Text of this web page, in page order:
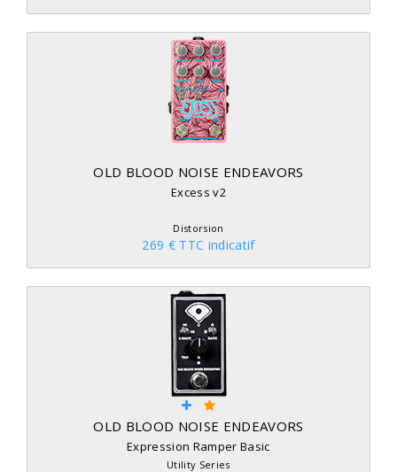
OLD BLOOD NOISE ENDEAVORS
Excess v2
Distorsion
269 € TTC indicatif
OLD BLOOD NOISE ENDEAVORS
Expression Ramper Basic
Utility Series